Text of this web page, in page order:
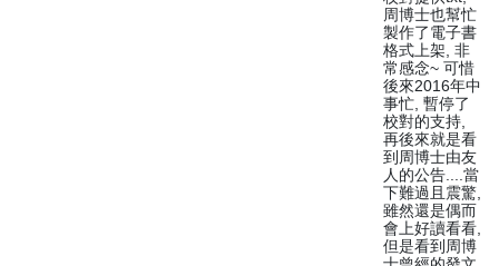
周博士也幫忙
製作了電子書
格式上架, 非
常感念~ 可惜
後來2016年中
事忙, 暫停了
校對的支持,
再後來就是看
到周博士由友
人的公告....當
下難過且震驚,
雖然還是偶而
會上好讀看看,
但是看到周博